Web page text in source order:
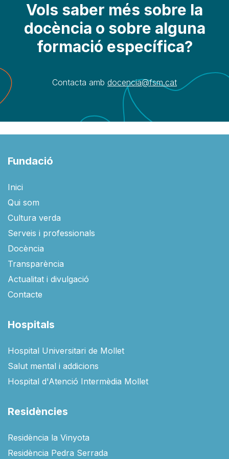
Vols saber més sobre la
docència o sobre alguna
formació específica?
Contacta amb docencia@fsm.cat​
Fundació
Inici
Qui som
Cultura verda
Serveis i professionals
Docència
Transparència
Actualitat i divulgació
Contacte
Hospitals
Hospital Universitari de Mollet
Salut mental i addicions
Hospital d'Atenció Intermèdia Mollet
Residències
Residència la Vinyota
Residència Pedra Serrada